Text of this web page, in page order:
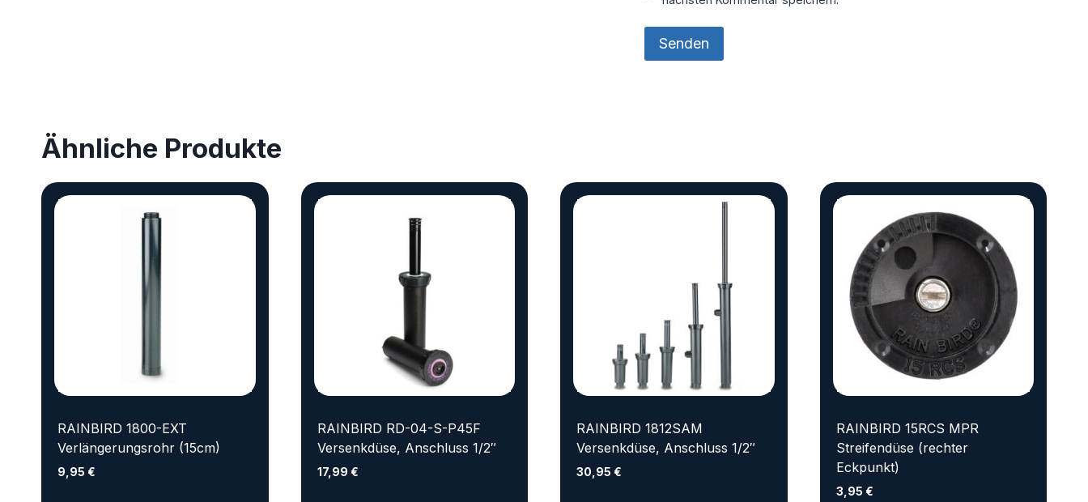
Ähnliche Produkte
RAINBIRD 1800-EXT
Verlängerungsrohr (15cm)
9,95 €
RAINBIRD RD-04-S-P45F
Versenkdüse, Anschluss 1/2″
17,99 €
RAINBIRD 1812SAM
Versenkdüse, Anschluss 1/2″
30,95 €
RAINBIRD 15RCS MPR
Streifendüse (rechter
Eckpunkt)
3,95 €